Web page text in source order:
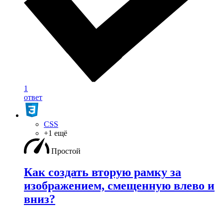
1
ответ
CSS
+1 ещё
Простой
Как создать вторую рамку за
изображением, смещенную влево и
вниз?